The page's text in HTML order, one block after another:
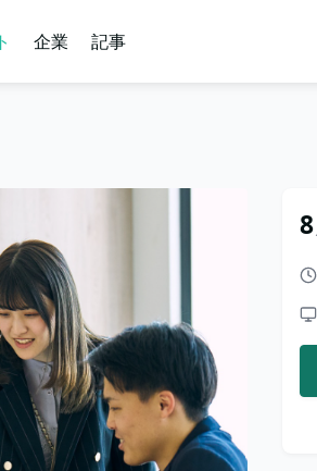
企業 記事
8